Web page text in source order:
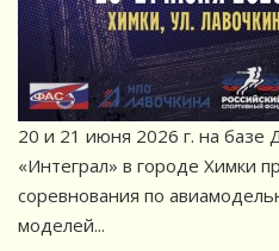
20 и 21 июня 2026 г. на базе
«Интеграл» в городе Химки
соревнования по
моделей...